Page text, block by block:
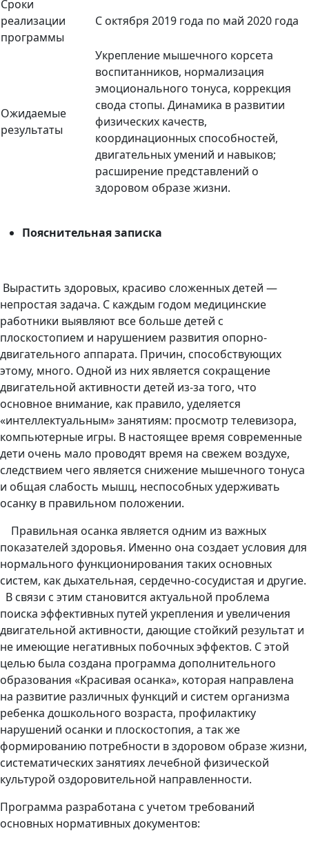
Сроки
реализации
программы
С октября 2019 года по май 2020 года
Ожидаемые
результаты
Укрепление мышечного корсета
воспитанников, нормализация
эмоционального тонуса, коррекция
свода стопы. Динамика в развитии
физических качеств,
координационных способностей,
двигательных умений и навыков;
расширение представлений о
здоровом образе жизни.
Пояснительная записка
Вырастить здоровых, красиво сложенных детей —
непростая задача. С каждым годом медицинские
работники выявляют все больше детей с
плоскостопием и нарушением развития опорно-
двигательного аппарата. Причин, способствующих
этому, много. Одной из них является сокращение
двигательной активности детей из-за того, что
основное внимание, как правило, уделяется
«интеллектуальным» занятиям: просмотр телевизора,
компьютерные игры. В настоящее время современные
дети очень мало проводят время на свежем воздухе,
следствием чего является снижение мышечного тонуса
и общая слабость мышц, неспособных удерживать
осанку в правильном положении.
Правильная осанка является одним из важных
показателей здоровья. Именно она создает условия для
нормального функционирования таких основных
систем, как дыхательная, сердечно-сосудистая и другие.
В связи с этим становится актуальной проблема
поиска эффективных путей укрепления и увеличения
двигательной активности, дающие стойкий результат и
не имеющие негативных побочных эффектов. С этой
целью была создана программа дополнительного
образования «Красивая осанка», которая направлена
на развитие различных функций и систем организма
ребенка дошкольного возраста, профилактику
нарушений осанки и плоскостопия, а так же
формированию потребности в здоровом образе жизни,
систематических занятиях лечебной физической
культурой оздоровительной направленности.
Программа разработана с учетом требований
основных нормативных документов: